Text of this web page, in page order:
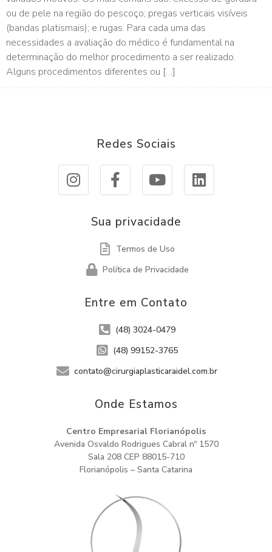
ou de pele na região do pescoço; pregas verticais visíveis
(bandas platismais); e rugas. Para cada uma das
necessidades a avaliação do médico é fundamental na
determinação do melhor procedimento a ser realizado.
Alguns procedimentos diferentes ou […]
Entre em Contato
(48) 3024-0479
(48) 99152-3765
contato@cirurgiaplasticaraidel.com.br
Onde Estamos​
Centro Empresarial Florianópolis
Avenida Osvaldo Rodrigues Cabral nº 1570
Sala 208 CEP 88015-710
Florianópolis – Santa Catarina
Redes Sociais
Sua privacidade
Termos de Uso
Política de Privacidade